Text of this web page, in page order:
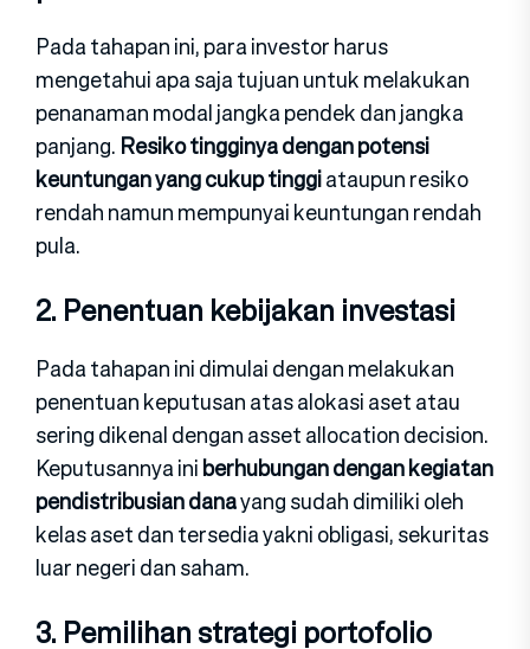
Pada tahapan ini, para investor harus
mengetahui apa saja tujuan untuk melakukan
penanaman modal jangka pendek dan jangka
panjang. Resiko tingginya dengan potensi
keuntungan yang cukup tinggiataupun resiko
rendah namun mempunyai keuntungan rendah
pula.
2. Penentuan kebijakan investasi
Pada tahapan ini dimulai dengan melakukan
penentuan keputusan atas alokasi aset atau
sering dikenal dengan asset allocation decision.
Keputusannya iniberhubungan dengan kegiatan
pendistribusian danayang sudah dimiliki oleh
kelas aset dan tersedia yakni obligasi, sekuritas
luar negeri dan saham.
3. Pemilihan strategi portofolio